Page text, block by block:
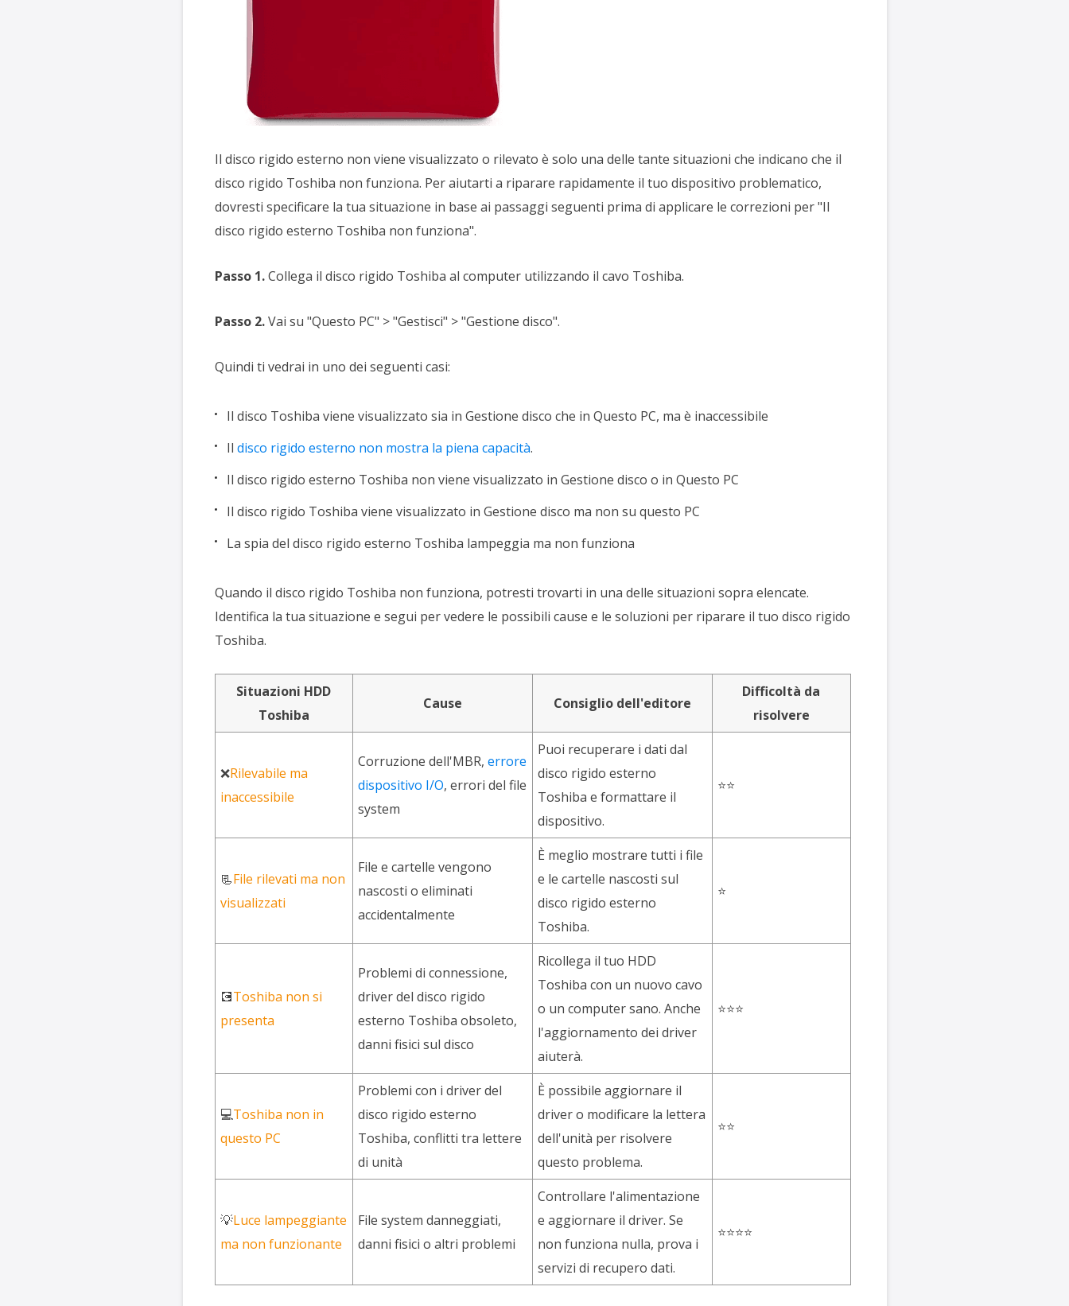
Il disco rigido esterno non viene visualizzato o rilevato è solo una delle tante situazioni che indicano che il
disco rigido Toshiba non funziona. Per aiutarti a riparare rapidamente il tuo dispositivo problematico,
dovresti specificare la tua situazione in base ai passaggi seguenti prima di applicare le correzioni per "Il
disco rigido esterno Toshiba non funziona".
Passo 1.Collega il disco rigido Toshiba al computer utilizzando il cavo Toshiba.
Passo 2.Vai su "Questo PC" > "Gestisci" > "Gestione disco".
Quindi ti vedrai in uno dei seguenti casi:
Il disco Toshiba viene visualizzato sia in Gestione disco che in Questo PC, ma è inaccessibile
Il disco rigido esterno non mostra la piena capacità.
Il disco rigido esterno Toshiba non viene visualizzato in Gestione disco o in Questo PC
Il disco rigido Toshiba viene visualizzato in Gestione disco ma non su questo PC
La spia del disco rigido esterno Toshiba lampeggia ma non funziona
Quando il disco rigido Toshiba non funziona, potresti trovarti in una delle situazioni sopra elencate.
Identifica la tua situazione e segui per vedere le possibili cause e le soluzioni per riparare il tuo disco rigido
Toshiba.
Situazioni HDD
Toshiba
Cause Consiglio dell'editore
Difficoltà da
risolvere
❌Rilevabile ma
inaccessibile
Corruzione dell'MBR, errore
dispositivo I/O, errori del file
system
Puoi recuperare i dati dal
disco rigido esterno
Toshiba e formattare il
dispositivo.
⭐⭐
📃File rilevati ma non
visualizzati
File e cartelle vengono
nascosti o eliminati
accidentalmente
È meglio mostrare tutti i file
e le cartelle nascosti sul
disco rigido esterno
Toshiba.
⭐
💽Toshiba non si
presenta
Problemi di connessione,
driver del disco rigido
esterno Toshiba obsoleto,
danni fisici sul disco
Ricollega il tuo HDD
Toshiba con un nuovo cavo
o un computer sano. Anche
l'aggiornamento dei driver
aiuterà.
⭐⭐⭐
💻Toshiba non in
questo PC
Problemi con i driver del
disco rigido esterno
Toshiba, conflitti tra lettere
di unità
È possibile aggiornare il
driver o modificare la lettera
dell'unità per risolvere
questo problema.
⭐⭐
💡Luce lampeggiante
ma non funzionante
File system danneggiati,
danni fisici o altri problemi
Controllare l'alimentazione
e aggiornare il driver. Se
non funziona nulla, prova i
servizi di recupero dati.
⭐⭐⭐⭐